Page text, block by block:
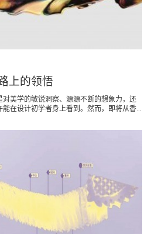
上的领悟
美学的敏锐洞察、源源不断的想象力，还
在设计初学者身上看到。然而，即将从香...